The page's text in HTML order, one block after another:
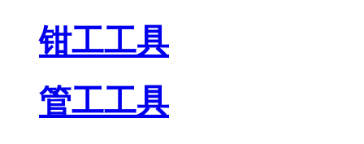
钳工工具
管工工具